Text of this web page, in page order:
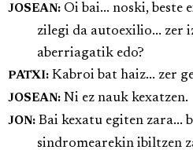
JOSEAN: Oi bai... noski, beste
zilegi da autoexilio... zer
aberriagatik edo?
PATXI: Kabroi bat haiz... zer
JOSEAN: Ni ez nauk kexatzen.
JON: Bai kexatu egiten zara...
sindromearekin ibiltzen